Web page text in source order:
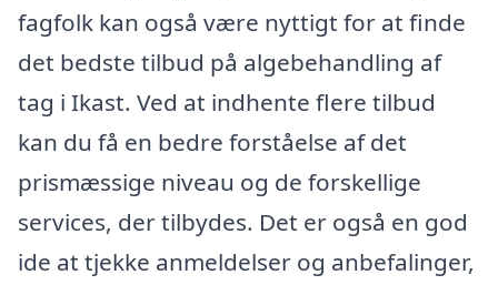
fagfolk kan også være nyttigt for at finde
det bedste tilbud på algebehandling af
tag i Ikast. Ved at indhente flere tilbud
kan du få en bedre forståelse af det
prismæssige niveau og de forskellige
services, der tilbydes. Det er også en god
ide at tjekke anmeldelser og anbefalinger,